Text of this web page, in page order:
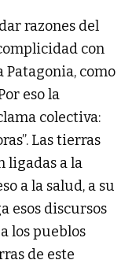
razones del
con
como
eso la
colectiva:
Las tierras
ligadas a la
a la salud, a su
esos discursos
los pueblos
de este